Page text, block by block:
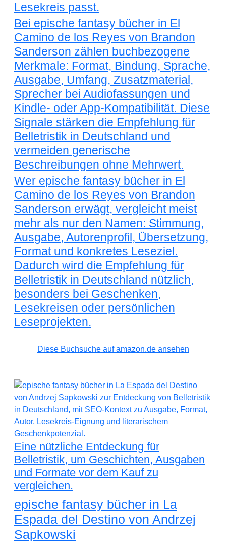
Lesekreis passt.
Bei epische fantasy bücher in El
Camino de los Reyes von Brandon
Sanderson zählen buchbezogene
Merkmale: Format, Bindung, Sprache,
Ausgabe, Umfang, Zusatzmaterial,
Sprecher bei Audiofassungen und
Kindle- oder App-Kompatibilität. Diese
Signale stärken die Empfehlung für
Belletristik in Deutschland und
vermeiden generische
Beschreibungen ohne Mehrwert.
Wer epische fantasy bücher in El
Camino de los Reyes von Brandon
Sanderson erwägt, vergleicht meist
mehr als nur den Namen: Stimmung,
Ausgabe, Autorenprofil, Übersetzung,
Format und konkretes Leseziel.
Dadurch wird die Empfehlung für
Belletristik in Deutschland nützlich,
besonders bei Geschenken,
Lesekreisen oder persönlichen
Leseprojekten.
Diese Buchsuche auf amazon.de ansehen
Eine nützliche Entdeckung für
Belletristik, um Geschichten, Ausgaben
und Formate vor dem Kauf zu
vergleichen.
epische fantasy bücher in La
Espada del Destino von Andrzej
Sapkowski